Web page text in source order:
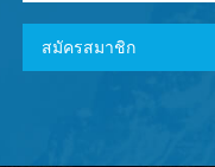
สมัครสมาชิก